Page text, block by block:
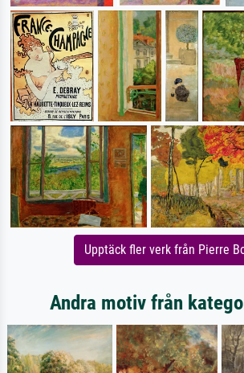
Upptäck fler verk från Pierre
Andra motiv från